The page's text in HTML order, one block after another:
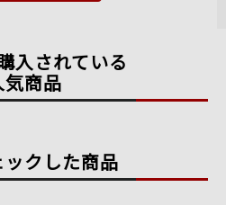
入されている
気商品
クした商品